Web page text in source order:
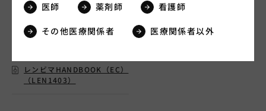
レンビマHANDBOOK（EC）
（LEN1403）
医師 薬剤師 看護師
その他医療関係者 医療関係者以外